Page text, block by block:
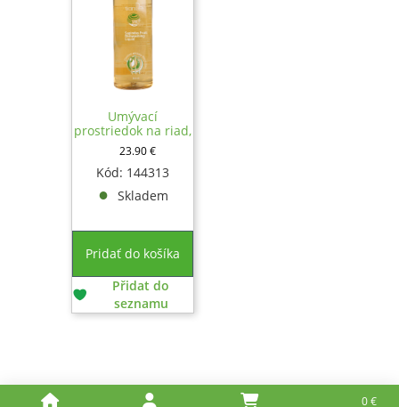
Umývací
prostriedok na riad,
500 ml
23.90€
Kód: 144313
Skladem
Pridať do košíka
Přidat do
seznamu
0€